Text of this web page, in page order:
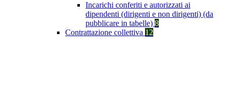
Incarichi conferiti e autorizzati ai
dipendenti (dirigenti e non dirigenti) (da
pubblicare in tabelle) 8
Contrattazione collettiva 12